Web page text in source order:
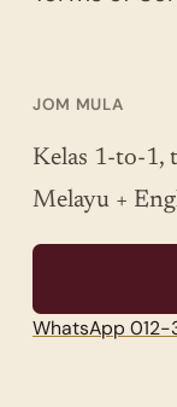
JOM MULA
Kelas 1-to-1,
Melayu +
WhatsApp 012-